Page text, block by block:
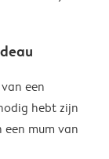
een
hebt zijn
mum van